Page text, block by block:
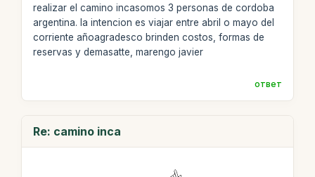
realizar el camino incasomos 3 personas de cordoba
argentina. la intencion es viajar entre abril o mayo del
corriente añoagradesco brinden costos, formas de
reservas y demasatte, marengo javier
ответ
Re: camino inca